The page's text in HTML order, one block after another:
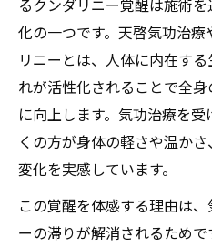
化の一つです。天啓気功治
リニーとは、人体に内在す
れが活性化されることで全
に向上します。気功治療を
くの方が身体の軽さや温か
変化を実感しています。
この覚醒を体感する理由は
ーの滞りが解消されるため